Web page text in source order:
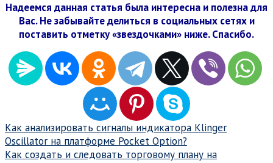
Надеемся данная статья была интересна и полезна для
Вас. Не забывайте делиться в социальных сетях и
поставить отметку «звездочками» ниже. Спасибо.
Навигация
по
Как анализировать сигналы индикатора Klinger
Oscillator на платформе Pocket Option?
Как создать и следовать торговому плану на